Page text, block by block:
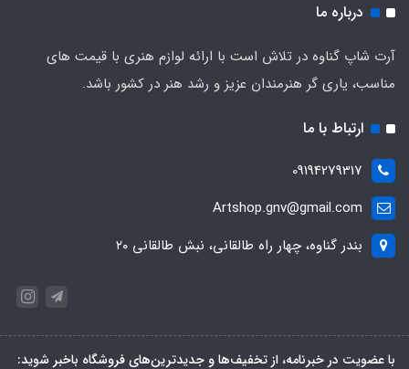
درباره ما
آرت شاپ گناوه در تلاش است با ارائه لوازم هنری با قیمت های
مناسب، یاری گر هنرمندان عزیز و رشد هنر در کشور باشد.
ارتباط با ما
09194279317
Artshop.gnv@gmail.com
بندر گناوه، چهار راه طالقانی، نبش طالقانی ۲۰
با عضویت در خبرنامه، از تخفیف‌ها و جدیدترین‌های فروشگاه باخبر شوید: